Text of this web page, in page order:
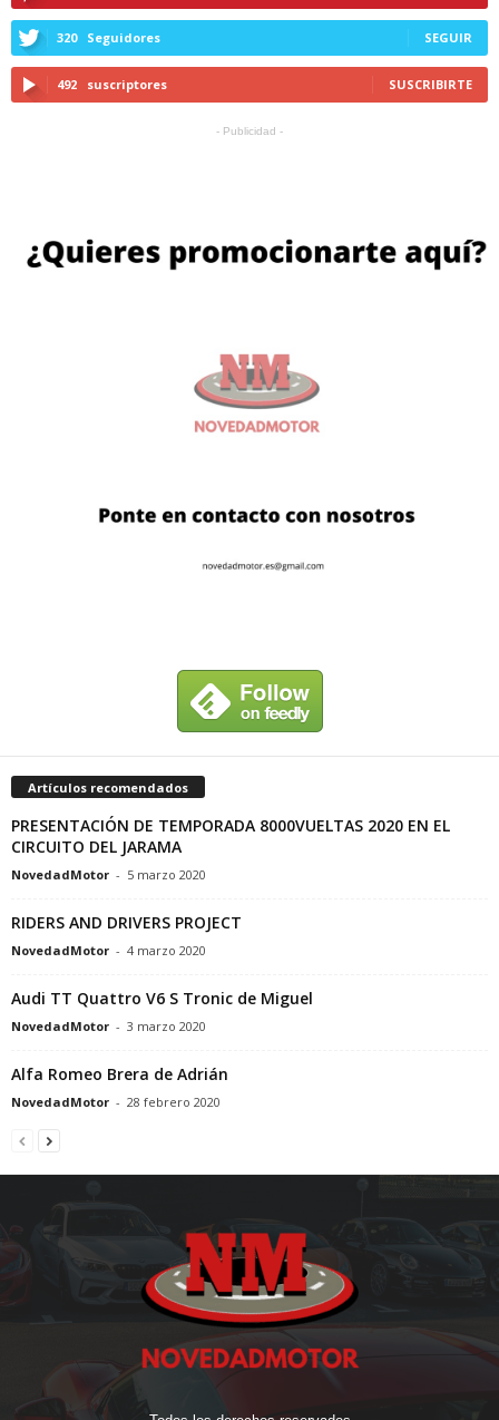
320 Seguidores SEGUIR
492 suscriptores SUSCRIBIRTE
- Publicidad -
Artículos recomendados
PRESENTACIÓN DE TEMPORADA 8000VUELTAS 2020 EN EL
CIRCUITO DEL JARAMA
NovedadMotor - 5 marzo 2020
RIDERS AND DRIVERS PROJECT
NovedadMotor - 4 marzo 2020
Audi TT Quattro V6 S Tronic de Miguel
NovedadMotor - 3 marzo 2020
Alfa Romeo Brera de Adrián
NovedadMotor - 28 febrero 2020